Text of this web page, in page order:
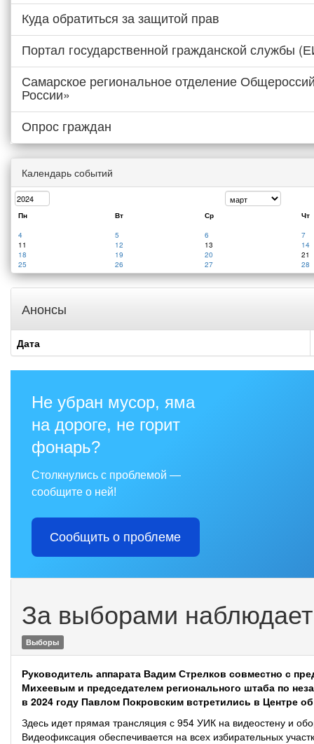
Куда обратиться за защитой прав
Портал государственной гражданской службы
Самарское региональное отделение
России»
Опрос граждан
Календарь событий
Пн Вт Ср
Чт
4
5 6
7
11
12 13
14
18
19 20
21
25
26 27 28
Анонсы
Дата
Не убран мусор, яма
на дороге, не горит
фонарь?
Столкнулись с проблемой —
сообщите о ней!
Сообщить о проблеме
За выборами
Выборы
Руководитель аппарата Вадим Стрелков совместно с
Михеевым и председателем регионального штаба по
в 2024 году Павлом Покровским встретились в Центре
Здесь идет прямая трансляция с 954 УИК на видеостену и
Видеофиксация обеспечивается на всех избирательных